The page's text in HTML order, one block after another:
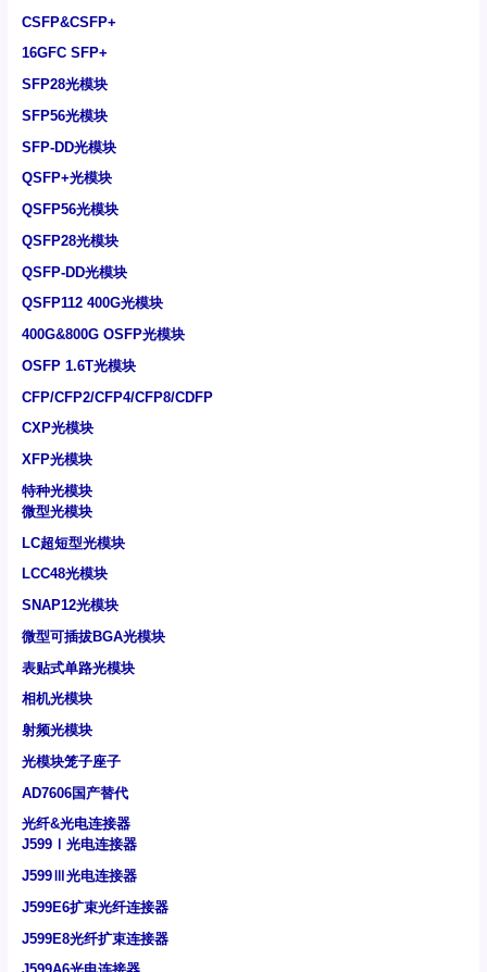
CSFP&CSFP+
16GFC SFP+
SFP28光模块
SFP56光模块
SFP-DD光模块
QSFP+光模块
QSFP56光模块
QSFP28光模块
QSFP-DD光模块
QSFP112 400G光模块
400G&800G OSFP光模块
OSFP 1.6T光模块
CFP/CFP2/CFP4/CFP8/CDFP
CXP光模块
XFP光模块
特种光模块
微型光模块
LC超短型光模块
LCC48光模块
SNAP12光模块
微型可插拔BGA光模块
表贴式单路光模块
相机光模块
射频光模块
光模块笼子座子
AD7606国产替代
光纤&光电连接器
J599Ⅰ光电连接器
J599Ⅲ光电连接器
J599E6扩束光纤连接器
J599E8光纤扩束连接器